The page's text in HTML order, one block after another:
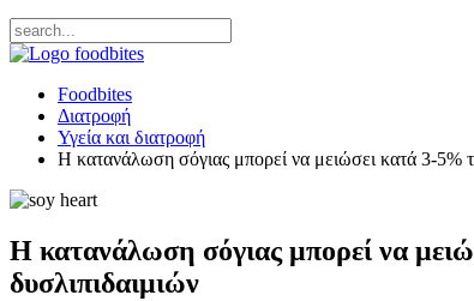
Foodbites
Διατροφή
Υγεία και διατροφή
Η κατανάλωση σόγιας μπορεί να μειώσει κατά 3-5%
Η κατανάλωση σόγιας μπορεί να
δυσλιπιδαιμιών